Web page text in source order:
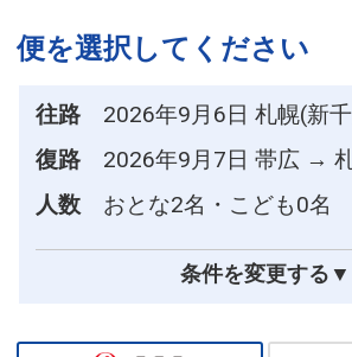
便を選択してください
往路
2026年9月6日 札幌(新
復路
2026年9月7日 帯広 →
人数
おとな2名・こども0名
条件を変更する▼